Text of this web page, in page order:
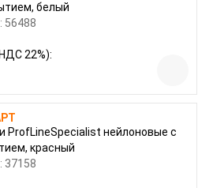
белый
56488
22%):
ProfLineSpecialist нейлоновые с
красный
37158